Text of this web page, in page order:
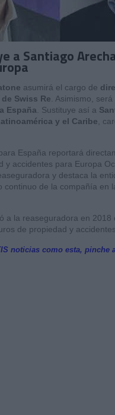
a Santiago
asumirá el cargo de
Swiss Re . Asimismo,
España
Sustituye así a
y el Caribe ,
España reportará
y accidentes para Europa
y destaca la
continuo de la compañía en
a la reaseguradora en
de propiedad y
noticias como esta, pinche